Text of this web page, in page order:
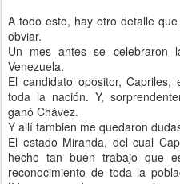
A todo esto, hay otro detalle
obviar.
Un mes antes se celebraron
Venezuela.
El candidato opositor,
toda la nación. Y,
ganó Chávez.
Y allí tambien me quedaron
El estado Miranda, del cual
hecho tan buen trabajo que
reconocimiento de toda la